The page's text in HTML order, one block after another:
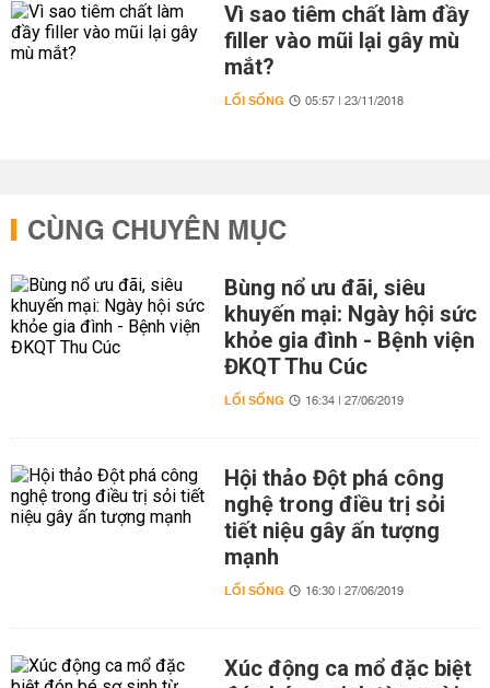
Vì sao tiêm chất làm đầy
filler vào mũi lại gây mù
mắt?
LỐI SỐNG 05:57 | 23/11/2018
CÙNG CHUYÊN MỤC
Bùng nổ ưu đãi, siêu
khuyến mại: Ngày hội sức
khỏe gia đình - Bệnh viện
ĐKQT Thu Cúc
LỐI SỐNG 16:34 | 27/06/2019
Hội thảo Đột phá công
nghệ trong điều trị sỏi
tiết niệu gây ấn tượng
mạnh
LỐI SỐNG 16:30 | 27/06/2019
Xúc động ca mổ đặc biệt